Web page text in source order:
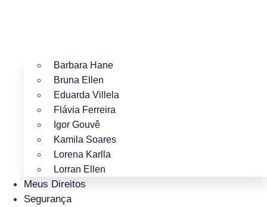
Barbara Hane
Bruna Ellen
Eduarda Villela
Flávia Ferreira
Igor Gouvê
Kamila Soares
Lorena Karlla
Lorran Ellen
Meus Direitos
Segurança